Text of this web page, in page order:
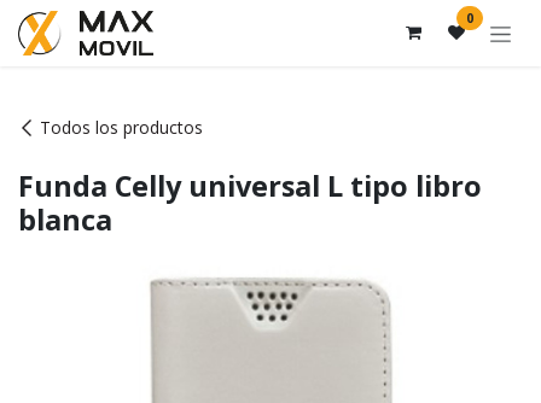
Ir al contenido 0
Todos los productos
Funda Celly universal L tipo libro
blanca